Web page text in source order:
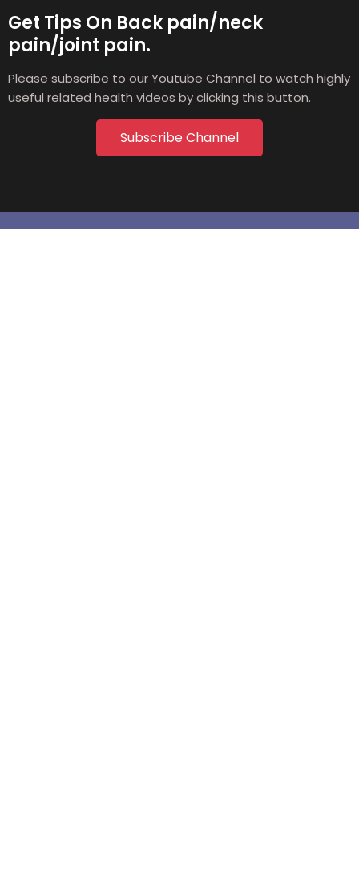
Get Tips On Back pain/neck
pain/joint pain.
Please subscribe to our Youtube Channel to watch highly
useful related health videos by clicking this button.
Subscribe Channel